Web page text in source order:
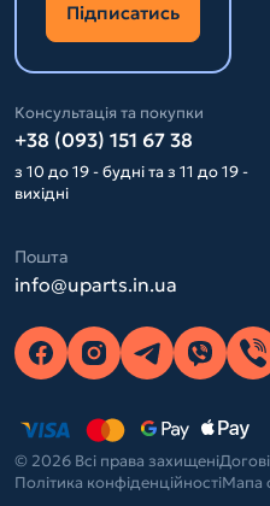
Підписатись
Консультація та покупки
+38 (093) 151 67 38
з 10 до 19 - будні та з 11 до 19 -
вихідні
Пошта
info@uparts.in.ua
© 2026 Всі права захищені
Політика конфіденційностіМапа